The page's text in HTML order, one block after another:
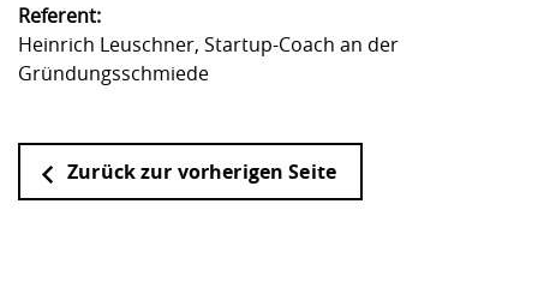
Referent:
Heinrich Leuschner, Startup-Coach an der
Gründungsschmiede
Zurück zur vorherigen Seite